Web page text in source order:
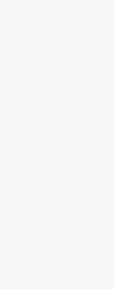
mở đầu) và gặp Sao
chính chỉ
định lớn khó đảo ngược.
xấu cho
việc chính: cao nhất là
Vũ hắc đạo nên điểm từng